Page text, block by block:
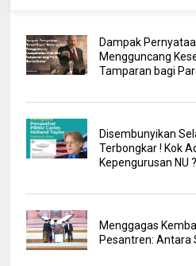
Dampak
Mengguncang
Tamparan bagi
Disembunyikan
Terbongkar ! Kok
Kepengurusan NU ?
Menggagas
Pesantren: Antara